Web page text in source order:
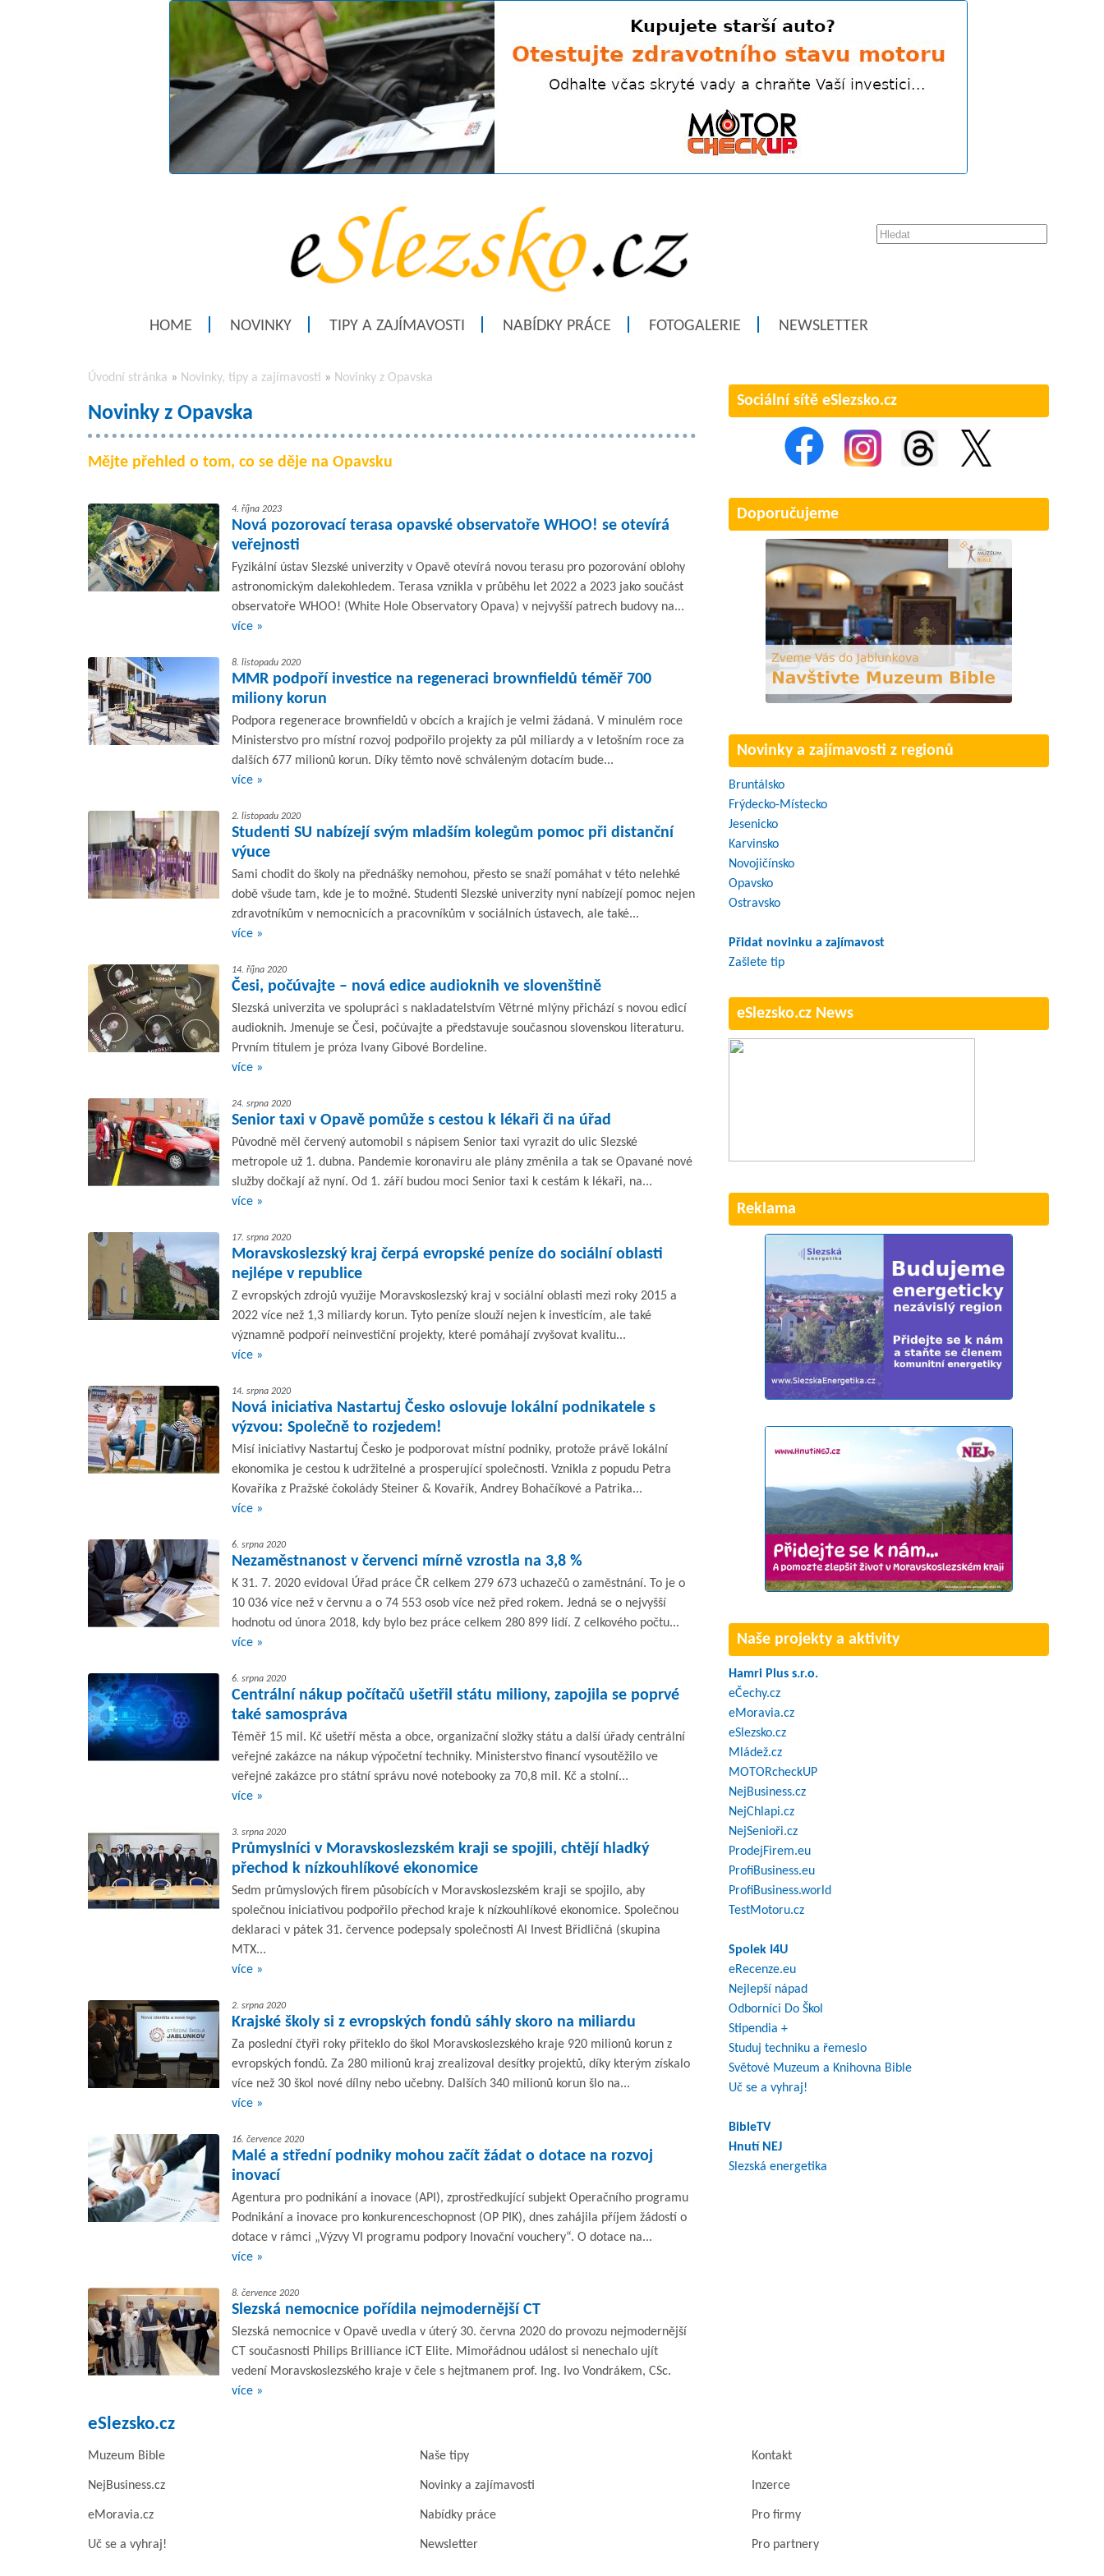
HOME NOVINKY TIPY A ZAJÍMAVOSTI NABÍDKY PRÁCE FOTOGALERIE NEWSLETTER
Úvodní stránka » Novinky, tipy a zajímavosti » Novinky z Opavska
Novinky z Opavska
Mějte přehled o tom, co se děje na Opavsku
4. října 2023
Nová pozorovací terasa opavské observatoře WHOO! se otevírá
veřejnosti
Fyzikální ústav Slezské univerzity v Opavě otevírá novou terasu pro pozorování oblohy
astronomickým dalekohledem. Terasa vznikla v průběhu let 2022 a 2023 jako součást
observatoře WHOO! (White Hole Observatory Opava) v nejvyšší patrech budovy na...
více »
8. listopadu 2020
MMR podpoří investice na regeneraci brownfieldů téměř 700
miliony korun
Podpora regenerace brownfieldů v obcích a krajích je velmi žádaná. V minulém roce
Ministerstvo pro místní rozvoj podpořilo projekty za půl miliardy a v letošním roce za
dalších 677 milionů korun. Díky těmto nově schváleným dotacím bude...
více »
2. listopadu 2020
Studenti SU nabízejí svým mladším kolegům pomoc při distanční
výuce
Sami chodit do školy na přednášky nemohou, přesto se snaží pomáhat v této nelehké
době všude tam, kde je to možné. Studenti Slezské univerzity nyní nabízejí pomoc nejen
zdravotníkům v nemocnicích a pracovníkům v sociálních ústavech, ale také...
více »
14. října 2020
Česi, počúvajte – nová edice audioknih ve slovenštině
Slezská univerzita ve spolupráci s nakladatelstvím Větrné mlýny přichází s novou edicí
audioknih. Jmenuje se Česi, počúvajte a představuje současnou slovenskou literaturu.
Prvním titulem je próza Ivany Gibové Bordeline.
více »
24. srpna 2020
Senior taxi v Opavě pomůže s cestou k lékaři či na úřad
Původně měl červený automobil s nápisem Senior taxi vyrazit do ulic Slezské
metropole už 1. dubna. Pandemie koronaviru ale plány změnila a tak se Opavané nové
služby dočkají až nyní. Od 1. září budou moci Senior taxi k cestám k lékaři, na...
více »
17. srpna 2020
Moravskoslezský kraj čerpá evropské peníze do sociální oblasti
nejlépe v republice
Z evropských zdrojů využije Moravskoslezský kraj v sociální oblasti mezi roky 2015 a
2022 více než 1,3 miliardy korun. Tyto peníze slouží nejen k investicím, ale také
významně podpoří neinvestiční projekty, které pomáhají zvyšovat kvalitu...
více »
14. srpna 2020
Nová iniciativa Nastartuj Česko oslovuje lokální podnikatele s
výzvou: Společně to rozjedem!
Misí iniciativy Nastartuj Česko je podporovat místní podniky, protože právě lokální
ekonomika je cestou k udržitelné a prosperující společnosti. Vznikla z popudu Petra
Kovaříka z Pražské čokolády Steiner & Kovařík, Andrey Bohačíkové a Patrika...
více »
6. srpna 2020
Nezaměstnanost v červenci mírně vzrostla na 3,8 %
K 31. 7. 2020 evidoval Úřad práce ČR celkem 279 673 uchazečů o zaměstnání. To je o
10 036 více než v červnu a o 74 553 osob více než před rokem. Jedná se o nejvyšší
hodnotu od února 2018, kdy bylo bez práce celkem 280 899 lidí. Z celkového počtu...
více »
6. srpna 2020
Centrální nákup počítačů ušetřil státu miliony, zapojila se poprvé
také samospráva
Téměř 15 mil. Kč ušetří města a obce, organizační složky státu a další úřady centrální
veřejné zakázce na nákup výpočetní techniky. Ministerstvo financí vysoutěžilo ve
veřejné zakázce pro státní správu nové notebooky za 70,8 mil. Kč a stolní...
více »
3. srpna 2020
Průmyslníci v Moravskoslezském kraji se spojili, chtějí hladký
přechod k nízkouhlíkové ekonomice
Sedm průmyslových firem působících v Moravskoslezském kraji se spojilo, aby
společnou iniciativou podpořilo přechod kraje k nízkouhlíkové ekonomice. Společnou
deklaraci v pátek 31. července podepsaly společnosti Al Invest Břidličná (skupina
MTX...
více »
2. srpna 2020
Krajské školy si z evropských fondů sáhly skoro na miliardu
Za poslední čtyři roky přiteklo do škol Moravskoslezského kraje 920 milionů korun z
evropských fondů. Za 280 milionů kraj zrealizoval desítky projektů, díky kterým získalo
více než 30 škol nové dílny nebo učebny. Dalších 340 milionů korun šlo na...
více »
16. července 2020
Malé a střední podniky mohou začít žádat o dotace na rozvoj
inovací
Agentura pro podnikání a inovace (API), zprostředkující subjekt Operačního programu
Podnikání a inovace pro konkurenceschopnost (OP PIK), dnes zahájila příjem žádostí o
dotace v rámci „Výzvy VI programu podpory Inovační vouchery“. O dotace na...
více »
8. července 2020
Slezská nemocnice pořídila nejmodernější CT
Slezská nemocnice v Opavě uvedla v úterý 30. června 2020 do provozu nejmodernější
CT současnosti Philips Brilliance iCT Elite. Mimořádnou událost si nenechalo ujít
vedení Moravskoslezského kraje v čele s hejtmanem prof. Ing. Ivo Vondrákem, CSc.
více »
Sociální sítě eSlezsko.cz
Doporučujeme
Novinky a zajímavosti z regionů
Bruntálsko
Frýdecko-Místecko
Jesenicko
Karvinsko
Novojičínsko
Opavsko
Ostravsko
Přidat novinku a zajímavost
Zašlete tip
eSlezsko.cz News
Reklama
Naše projekty a aktivity
Hamri Plus s.r.o.
eČechy.cz
eMoravia.cz
eSlezsko.cz
Mládež.cz
MOTORcheckUP
NejBusiness.cz
NejChlapi.cz
NejSenioři.cz
ProdejFirem.eu
ProfiBusiness.eu
ProfiBusiness.world
TestMotoru.cz
Spolek I4U
eRecenze.eu
Nejlepší nápad
Odborníci Do Škol
Stipendia +
Studuj techniku a řemeslo
Světové Muzeum a Knihovna Bible
Uč se a vyhraj!
BibleTV
Hnutí NEJ
Slezská energetika
eSlezsko.cz
Muzeum Bible Naše tipy Kontakt
NejBusiness.cz Novinky a zajímavosti Inzerce
eMoravia.cz Nabídky práce Pro firmy
Uč se a vyhraj! Newsletter Pro partnery